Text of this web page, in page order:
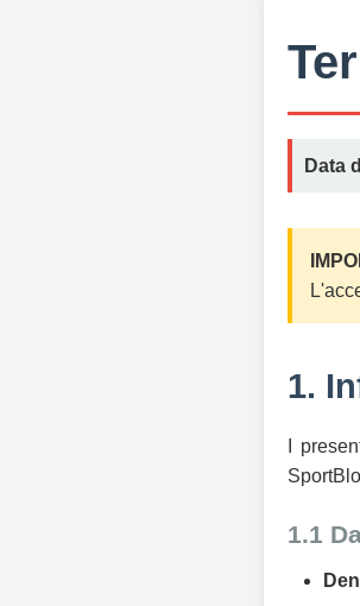
Data
1.
I
1.1